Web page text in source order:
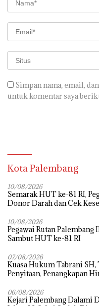
Simpan nama, email,
untuk komentar saya
Kota Palembang
10/08/2026
Semarak HUT ke-81 RI,
Donor Darah dan Cek
10/08/2026
Pegawai Rutan
Sambut HUT ke-81 RI
07/08/2026
‎Kuasa Hukum Tabrani SH,
Penyitaan, Penangkapan
06/08/2026
Kejari Palembang Dalami